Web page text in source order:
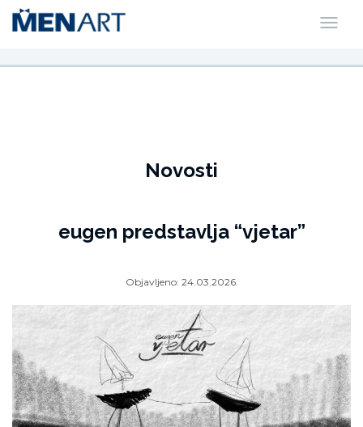
Novosti
eugen predstavlja “vjetar”
Objavljeno: 24.03.2026.